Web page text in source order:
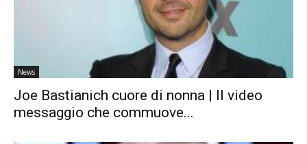
News
Joe Bastianich cuore di nonna | Il video
messaggio che commuove...